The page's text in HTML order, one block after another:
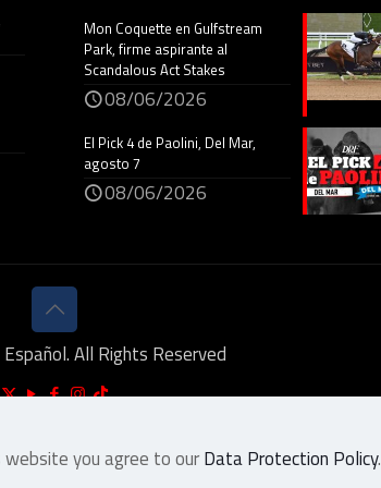
Mon Coquette en Gulfstream
Park, firme aspirante al
Scandalous Act Stakes
08/06/2026
El Pick 4 de Paolini, Del Mar,
agosto 7
08/06/2026
Español. All Rights Reserved
website you agree to ourData Protection Policy.